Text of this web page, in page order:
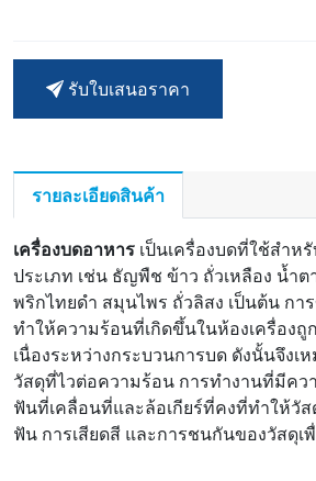
รับใบเสนอราคา
รายละเอียดสินค้า
เครื่องบดอาหาร เป็นเครื่องบดที่ใช้สำห
ประเภท เช่น ธัญพืช ข้าว ถั่วเหลือง น้ำต
พริกไทยดำ สมุนไพร ถั่วลิสง เป็นต้น กา
ทำให้ความร้อนที่เกิดขึ้นในห้องเครื่องถู
เนื่องระหว่างกระบวนการบด ดังนั้นจึงเ
วัสดุที่ไวต่อความร้อน การทำงานที่มีคว
ฟันที่เคลื่อนที่และล้อเกียร์ที่คงที่ทำให้วั
ฟัน การเสียดสี และการชนกันของวัสดุเ